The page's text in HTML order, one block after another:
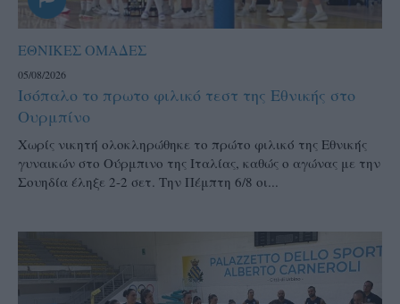
ΕΘΝΙΚΕΣ ΟΜΑΔΕΣ
05/08/2026
Ισόπαλο το πρωτο φιλικό τεστ της Εθνικής στο
Ουρμπίνο
Χωρίς νικητή ολοκληρώθηκε το πρώτο φιλικό της Εθνικής
γυναικών στο Ούρμπινο της Ιταλίας, καθώς ο αγώνας με την
Σουηδία έληξε 2-2 σετ. Την Πέμπτη 6/8 οι...